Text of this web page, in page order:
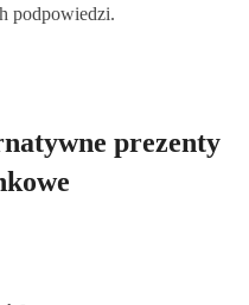
podpowiedzi.
prezenty